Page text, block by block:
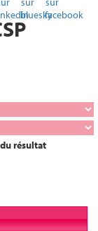
résultat